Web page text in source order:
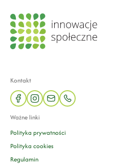
Kontakt
facebookinstagram
mail phone
Ważne linki
Polityka prywatności
Polityka cookies
Regulamin